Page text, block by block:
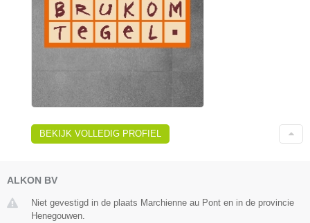
BEKIJK VOLLEDIG PROFIEL
ALKON BV
Niet gevestigd in de plaats Marchienne au Pont en in de provincie
Henegouwen.